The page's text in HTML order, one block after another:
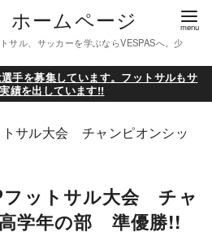
サル、サッカーを学ぶならVESPASへ。少
手を募集しています。フットサルもサ
績を出しています!!
フットサル大会 チャ
学年の部 準優勝!!